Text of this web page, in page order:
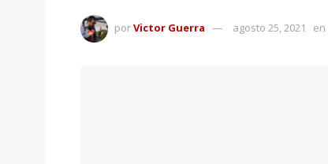
porVictor Guerra agosto 25, 2021 en